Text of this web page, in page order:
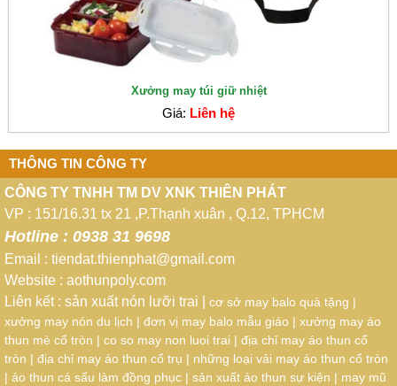
Xưởng may túi giữ nhiệt
Giá: Liên hệ
THÔNG TIN CÔNG TY
CÔNG TY TNHH TM DV XNK THIÊN PHÁT
VP : 151/16.31 tx 21 ,P.Thạnh xuân , Q.12, TPHCM
Hotline : 0938 31 9698
Email : tiendat.thienphat@gmail.com
Website : aothunpoly.com
Liên kết : sản xuất nón lưỡi trai cơ sở may balo quà tặng |
xưởng may nón du lịch | đơn vị may balo mẫu giáo | xưởng may áo
thun mè cổ tròn | co so may non luoi trai | địa chỉ may áo thun cổ
tròn | địa chỉ may áo thun cổ trụ | những loại vải may áo thun cổ tròn
| áo thun cá sấu làm đồng phục | sản xuất áo thun sự kiện | may mũ